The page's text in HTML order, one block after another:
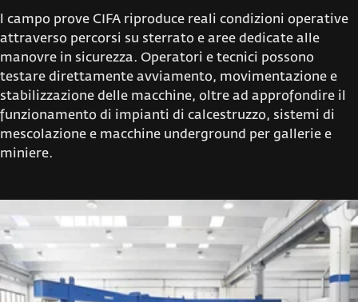
l campo prove CIFA riproduce reali condizioni operative
attraverso percorsi su sterrato e aree dedicate alle
manovre in sicurezza. Operatori e tecnici possono
testare direttamente avviamento, movimentazione e
stabilizzazione delle macchine, oltre ad approfondire il
funzionamento di impianti di calcestruzzo, sistemi di
mescolazione e macchine underground per gallerie e
miniere.